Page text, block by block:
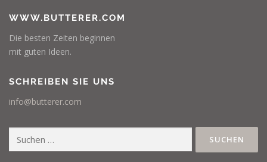
WWW.BUTTERER.COM
Die besten Zeiten beginnen
mit guten Ideen.
SCHREIBEN SIE UNS
info@butterer.com